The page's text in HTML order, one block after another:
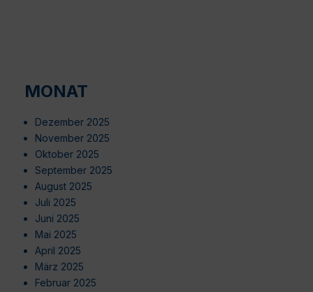
MONAT
Dezember 2025
November 2025
Oktober 2025
September 2025
August 2025
Juli 2025
Juni 2025
Mai 2025
April 2025
März 2025
Februar 2025